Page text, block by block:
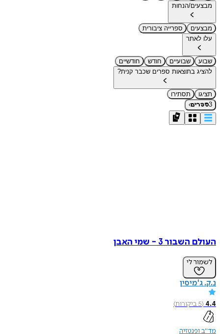
מבצעים/הנחות
מבצעים
ספרייה ציבורית
עלו לאתר
שבוע שבועיים חודש
חודשיים
להציג בתוצאות ספרים שכבר קנית?
תציגו
תסתירו
3ספרים›
העולם השבור 3 - שמי האבן
לשמור לי
נ.ק. ג'מיסין
4.4
(
5ביקורות)
מד"ב ופנטזיה